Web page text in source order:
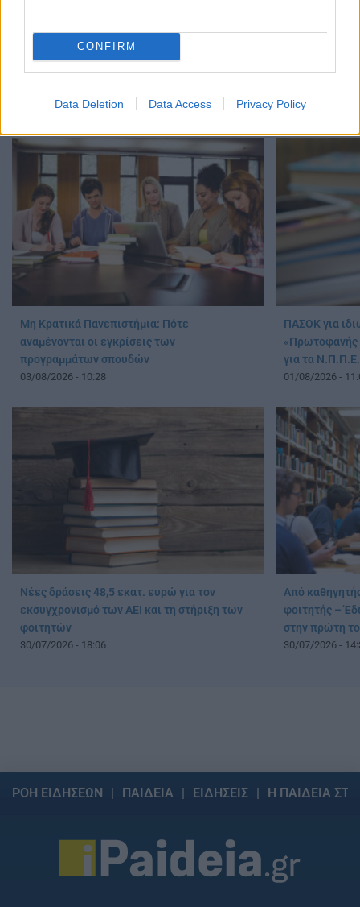
CONFIRM
Data Deletion Data Access Privacy Policy
Φοιτητές: Πότε έρχεται νέο κύμα
05/08/2026 - 15:39
βαθμολόγηση,
03/08/2026 -
Μη Κρατικά Πανεπιστήμια: Πότε
αναμένονται οι εγκρίσεις των
προγραμμάτων σπουδών
03/08/2026 - 10:28
ΠΑΣΟΚ για
«Πρωτοφανής
για τα Ν.Π.Π.Ε.
01/08/2026 -
Νέες δράσεις 48,5 εκατ. ευρώ για τον
εκσυγχρονισμό των ΑΕΙ και τη στήριξη των
φοιτητών
30/07/2026 - 18:06
Από
φοιτητής –
στην πρώτη
30/07/2026 -
ΡΟΗ ΕΙΔΗΣΕΩΝ ΠΑΙΔΕΙΑ ΕΙΔΗΣΕΙΣ Η ΠΑΙΔΕΙΑ